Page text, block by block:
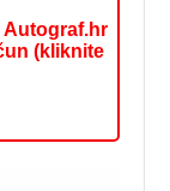
Autograf.hr
(kliknite